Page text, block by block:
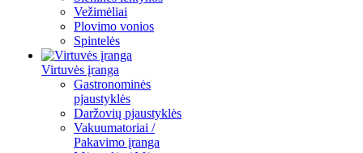
Vežimėliai
Plovimo vonios
Spintelės
Virtuvės įranga
Gastronominės
pjaustyklės
Daržovių pjaustyklės
Vakuumatoriai /
Pakavimo įranga